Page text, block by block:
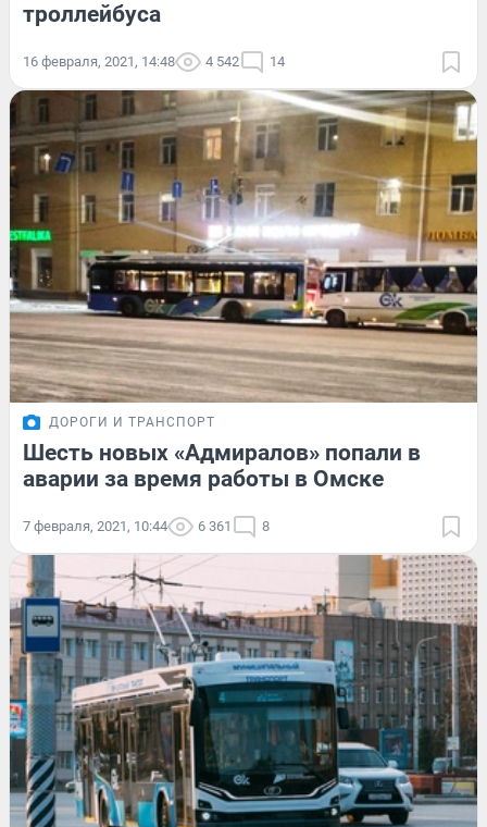
троллейбуса
16 февраля, 2021, 14:48 4 542 14
ДОРОГИ И ТРАНСПОРТ
Шесть новых «Адмиралов» попали в
аварии за время работы в Омске
7 февраля, 2021, 10:44 6 361 8